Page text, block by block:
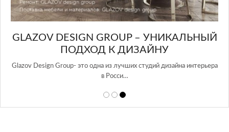
GLAZOV DESIGN GROUP – УНИКАЛЬНЫЙ
ПОДХОД К ДИЗАЙНУ
Glazov Design Group- это одна из лучших студий дизайна интерьера
в Росси…